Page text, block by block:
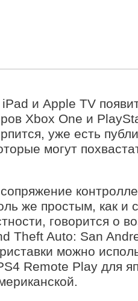
и Apple TV
Xbox One и
уже есть
могут
же простым, как и
говорится о
Theft Auto: San
можно
Remote Play для